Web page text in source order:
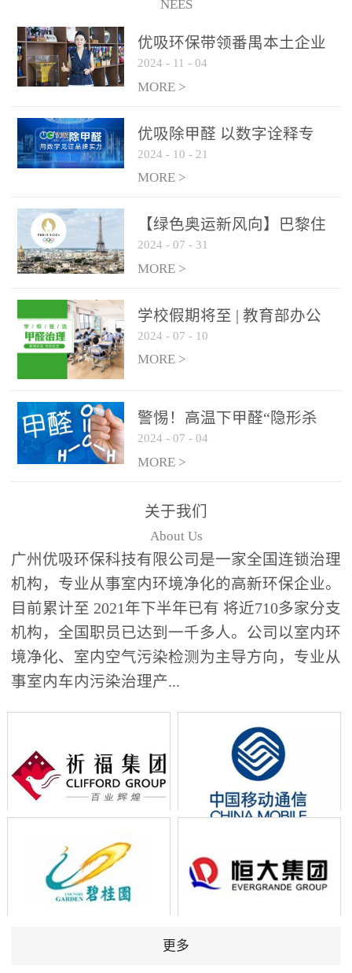
NEES
优吸环保带领番禺本​土企业
勇敢破局向“新”
2024 - 11 - 04
MORE >
优吸除甲醛 以数字诠释专
业，尽显除醛品牌实力！
2024 - 10 - 21
MORE >
【绿色奥运新风向】巴黎住
宿风波：优吸环保共建健康
绿色家居
2024 - 07 - 31
MORE >
学校假期将至 | 教育部办公
厅关于加强学校新建校舍室
内空气质量管理通知
2024 - 07 - 10
MORE >
警惕！高温下甲醛“隐形杀
手”来袭，你的家安全吗？
2024 - 07 - 04
MORE >
关于我们
About Us
广州优吸环保科技有限公司是一家全国连锁治理
机构，专业从事室内环境净化的高新环保企业。
目前累计至 2021年下半年已有 将近710多家分支
机构，全国职员已达到一千多人。公司以室内环
境净化、室内空气污染检测为主导方向，专业从
事室内车内污染治理产...
更多